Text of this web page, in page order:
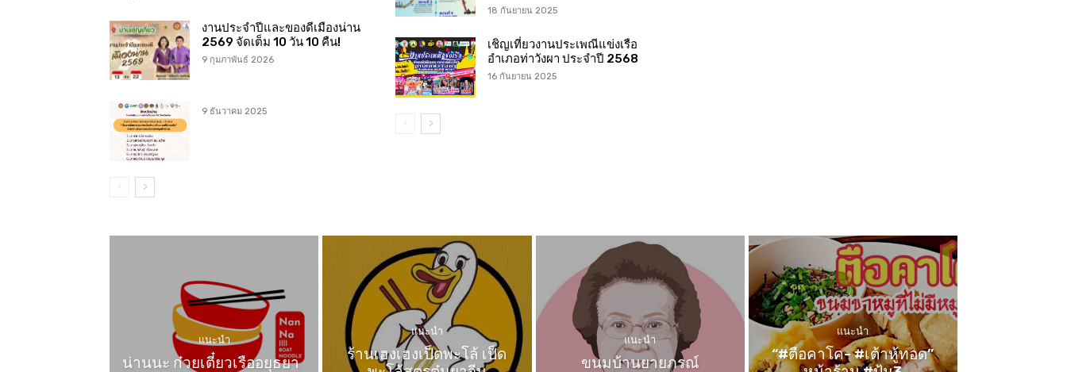
งานประจำปีและของดีเมืองน่าน
2569 จัดเต็ม 10 วัน 10 คืน!
9 กุมภาพันธ์ 2026
9 ธันวาคม 2025
18 กันยายน 2025
เชิญเที่ยวงานประเพณีแข่งเรือ
อำเภอท่าวังผา ประจำปี 2568
16 กันยายน 2025
แนะนำ
น่านนะ ก๋วยเตี๋ยวเรืออยุธยา
แนะนำ
ร้านเฮงเฮงเป็ดพะโล้ เป็ด
แนะนำ
ขนมบ้านยายภรณ์
แนะนำ
“#ตือคาโค- #เต้าหู้ทอด”